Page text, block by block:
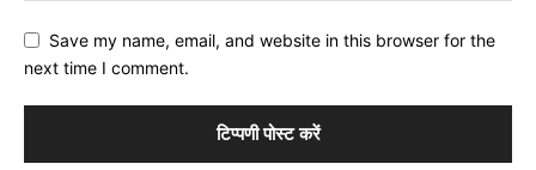
Save my name, email, and website in this browser for the
next time I comment.